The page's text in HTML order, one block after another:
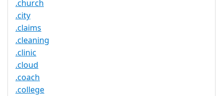
.church
.city
.claims
.cleaning
.clinic
.cloud
.coach
.college